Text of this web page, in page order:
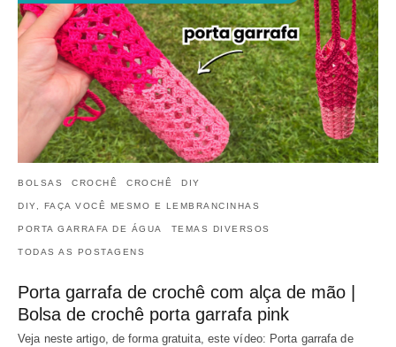
BOLSAS CROCHÊ CROCHÊ DIY
DIY, FAÇA VOCÊ MESMO E LEMBRANCINHAS
PORTA GARRAFA DE ÁGUA TEMAS DIVERSOS
TODAS AS POSTAGENS
Porta garrafa de crochê com alça de mão |
Bolsa de crochê porta garrafa pink
Veja neste artigo, de forma gratuita, este vídeo: Porta garrafa de